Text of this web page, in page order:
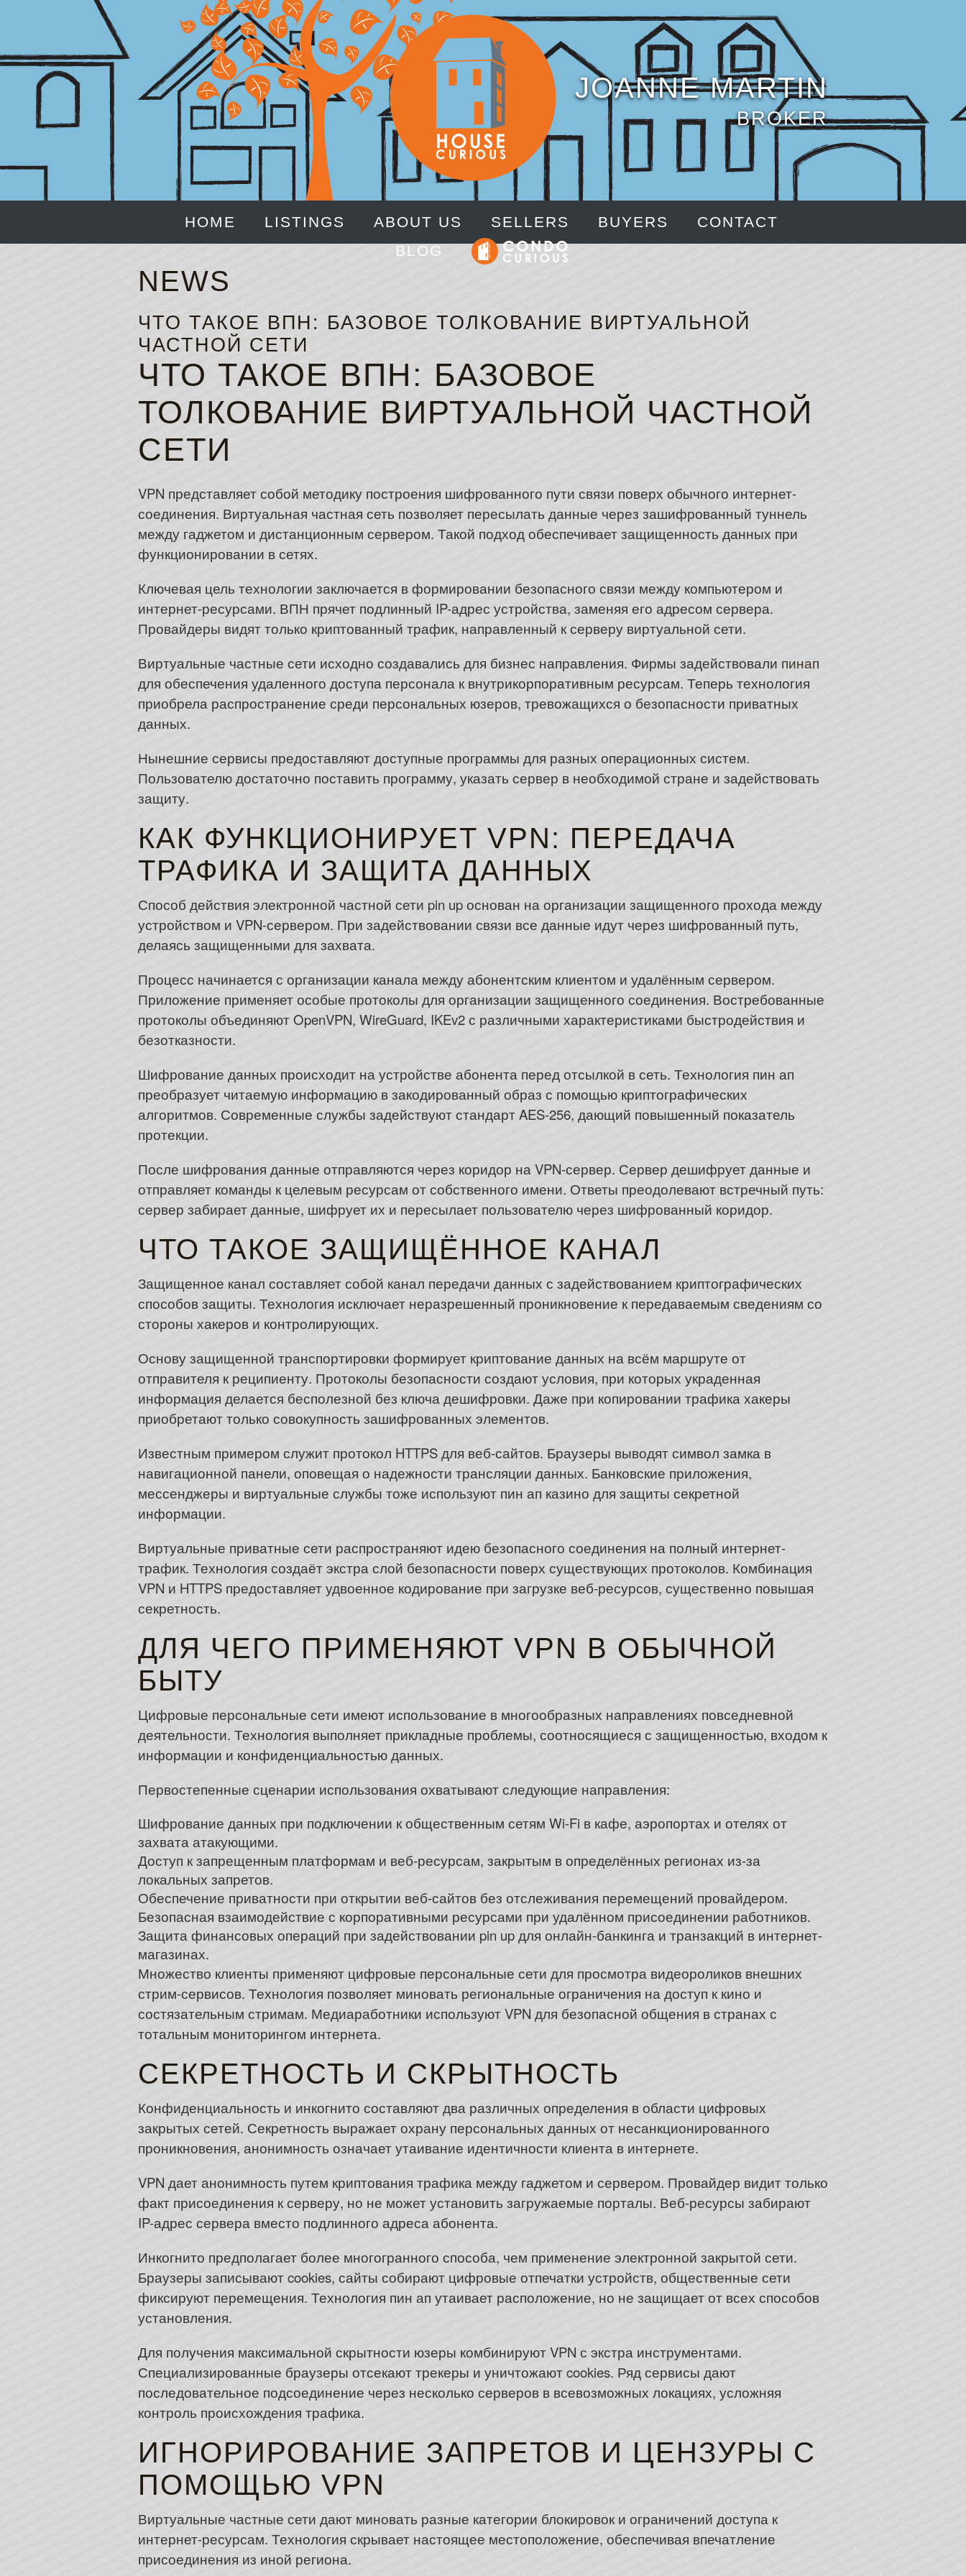
JOANNE MARTIN
BROKER
HOME LISTINGS ABOUT US SELLERS BUYERS
CONTACT
BLOG
NEWS
ЧТО ТАКОЕ ВПН: БАЗОВОЕ ТОЛКОВАНИЕ ВИРТУАЛЬНОЙ
ЧАСТНОЙ СЕТИ
ЧТО ТАКОЕ ВПН: БАЗОВОЕ
ТОЛКОВАНИЕ ВИРТУАЛЬНОЙ ЧАСТНОЙ
СЕТИ
VPN представляет собой методику построения шифрованного пути связи поверх обычного интернет-
соединения. Виртуальная частная сеть позволяет пересылать данные через зашифрованный туннель
между гаджетом и дистанционным сервером. Такой подход обеспечивает защищенность данных при
функционировании в сетях.
Ключевая цель технологии заключается в формировании безопасного связи между компьютером и
интернет-ресурсами. ВПН прячет подлинный IP-адрес устройства, заменяя его адресом сервера.
Провайдеры видят только криптованный трафик, направленный к серверу виртуальной сети.
Виртуальные частные сети исходно создавались для бизнес направления. Фирмы задействовали пинап
для обеспечения удаленного доступа персонала к внутрикорпоративным ресурсам. Теперь технология
приобрела распространение среди персональных юзеров, тревожащихся о безопасности приватных
данных.
Нынешние сервисы предоставляют доступные программы для разных операционных систем.
Пользователю достаточно поставить программу, указать сервер в необходимой стране и задействовать
защиту.
КАК ФУНКЦИОНИРУЕТ VPN: ПЕРЕДАЧА
ТРАФИКА И ЗАЩИТА ДАННЫХ
Способ действия электронной частной сети pin up основан на организации защищенного прохода между
устройством и VPN-сервером. При задействовании связи все данные идут через шифрованный путь,
делаясь защищенными для захвата.
Процесс начинается с организации канала между абонентским клиентом и удалённым сервером.
Приложение применяет особые протоколы для организации защищенного соединения. Востребованные
протоколы объединяют OpenVPN, WireGuard, IKEv2 с различными характеристиками быстродействия и
безотказности.
Шифрование данных происходит на устройстве абонента перед отсылкой в сеть. Технология пин ап
преобразует читаемую информацию в закодированный образ с помощью криптографических
алгоритмов. Современные службы задействуют стандарт AES-256, дающий повышенный показатель
протекции.
После шифрования данные отправляются через коридор на VPN-сервер. Сервер дешифрует данные и
отправляет команды к целевым ресурсам от собственного имени. Ответы преодолевают встречный путь:
сервер забирает данные, шифрует их и пересылает пользователю через шифрованный коридор.
ЧТО ТАКОЕ ЗАЩИЩЁННОЕ КАНАЛ
Защищенное канал составляет собой канал передачи данных с задействованием криптографических
способов защиты. Технология исключает неразрешенный проникновение к передаваемым сведениям со
стороны хакеров и контролирующих.
Основу защищенной транспортировки формирует криптование данных на всём маршруте от
отправителя к реципиенту. Протоколы безопасности создают условия, при которых украденная
информация делается бесполезной без ключа дешифровки. Даже при копировании трафика хакеры
приобретают только совокупность зашифрованных элементов.
Известным примером служит протокол HTTPS для веб-сайтов. Браузеры выводят символ замка в
навигационной панели, оповещая о надежности трансляции данных. Банковские приложения,
мессенджеры и виртуальные службы тоже используют пин ап казино для защиты секретной
информации.
Виртуальные приватные сети распространяют идею безопасного соединения на полный интернет-
трафик. Технология создаёт экстра слой безопасности поверх существующих протоколов. Комбинация
VPN и HTTPS предоставляет удвоенное кодирование при загрузке веб-ресурсов, существенно повышая
секретность.
ДЛЯ ЧЕГО ПРИМЕНЯЮТ VPN В ОБЫЧНОЙ
БЫТУ
Цифровые персональные сети имеют использование в многообразных направлениях повседневной
деятельности. Технология выполняет прикладные проблемы, соотносящиеся с защищенностью, входом к
информации и конфиденциальностью данных.
Первостепенные сценарии использования охватывают следующие направления:
Шифрование данных при подключении к общественным сетям Wi-Fi в кафе, аэропортах и отелях от
захвата атакующими.
Доступ к запрещенным платформам и веб-ресурсам, закрытым в определённых регионах из-за
локальных запретов.
Обеспечение приватности при открытии веб-сайтов без отслеживания перемещений провайдером.
Безопасная взаимодействие с корпоративными ресурсами при удалённом присоединении работников.
Защита финансовых операций при задействовании pin up для онлайн-банкинга и транзакций в интернет-
магазинах.
Множество клиенты применяют цифровые персональные сети для просмотра видеороликов внешних
стрим-сервисов. Технология позволяет миновать региональные ограничения на доступ к кино и
состязательным стримам. Медиаработники используют VPN для безопасной общения в странах с
тотальным мониторингом интернета.
СЕКРЕТНОСТЬ И СКРЫТНОСТЬ
Конфиденциальность и инкогнито составляют два различных определения в области цифровых
закрытых сетей. Секретность выражает охрану персональных данных от несанкционированного
проникновения, анонимность означает утаивание идентичности клиента в интернете.
VPN дает анонимность путем криптования трафика между гаджетом и сервером. Провайдер видит только
факт присоединения к серверу, но не может установить загружаемые порталы. Веб-ресурсы забирают
IP-адрес сервера вместо подлинного адреса абонента.
Инкогнито предполагает более многогранного способа, чем применение электронной закрытой сети.
Браузеры записывают cookies, сайты собирают цифровые отпечатки устройств, общественные сети
фиксируют перемещения. Технология пин ап утаивает расположение, но не защищает от всех способов
установления.
Для получения максимальной скрытности юзеры комбинируют VPN с экстра инструментами.
Специализированные браузеры отсекают трекеры и уничтожают cookies. Ряд сервисы дают
последовательное подсоединение через несколько серверов в всевозможных локациях, усложняя
контроль происхождения трафика.
ИГНОРИРОВАНИЕ ЗАПРЕТОВ И ЦЕНЗУРЫ С
ПОМОЩЬЮ VPN
Виртуальные частные сети дают миновать разные категории блокировок и ограничений доступа к
интернет-ресурсам. Технология скрывает настоящее местоположение, обеспечивая впечатление
присоединения из иной региона.